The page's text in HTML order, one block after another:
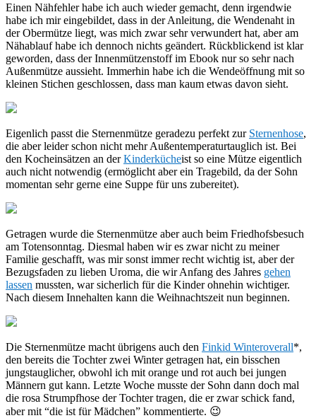
Einen Nähfehler habe ich auch wieder gemacht, denn irgendwie
habe ich mir eingebildet, dass in der Anleitung, die Wendenaht in
der Obermütze liegt, was mich zwar sehr verwundert hat, aber am
Nähablauf habe ich dennoch nichts geändert. Rückblickend ist klar
geworden, dass der Innenmützenstoff im Ebook nur so sehr nach
Außenmütze aussieht. Immerhin habe ich die Wendeöffnung mit so
kleinen Stichen geschlossen, dass man kaum etwas davon sieht.
Eigenlich passt die Sternenmütze geradezu perfekt zur Sternenhose,
die aber leider schon nicht mehr Außentemperaturtauglich ist. Bei
den Kocheinsätzen an derKinderkücheist so eine Mütze eigentlich
auch nicht notwendig (ermöglicht aber ein Tragebild, da der Sohn
momentan sehr gerne eine Suppe für uns zubereitet).
Getragen wurde die Sternenmütze aber auch beim Friedhofsbesuch
am Totensonntag. Diesmal haben wir es zwar nicht zu meiner
Familie geschafft, was mir sonst immer recht wichtig ist, aber der
Bezugsfaden zu lieben Uroma, die wir Anfang des Jahres gehen
lassen mussten, war sicherlich für die Kinder ohnehin wichtiger.
Nach diesem Innehalten kann die Weihnachtszeit nun beginnen.
Die Sternenmütze macht übrigens auch den Finkid Winteroverall*,
den bereits die Tochter zwei Winter getragen hat, ein bisschen
jungstauglicher, obwohl ich mit orange und rot auch bei jungen
Männern gut kann. Letzte Woche musste der Sohn dann doch mal
die rosa Strumpfhose der Tochter tragen, die er zwar schick fand,
aber mit “die ist für Mädchen” kommentierte. 😉